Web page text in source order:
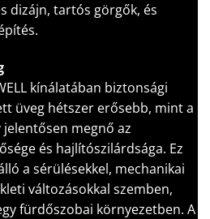
dizájn, tartós görgők, és
kínálatában biztonsági
üveg hétszer erősebb, mint a
megnő az
és hajlítószilárdsága. Ez
a sérülésekkel, mechanikai
változásokkal szemben,
fürdőszobai környezetben. A